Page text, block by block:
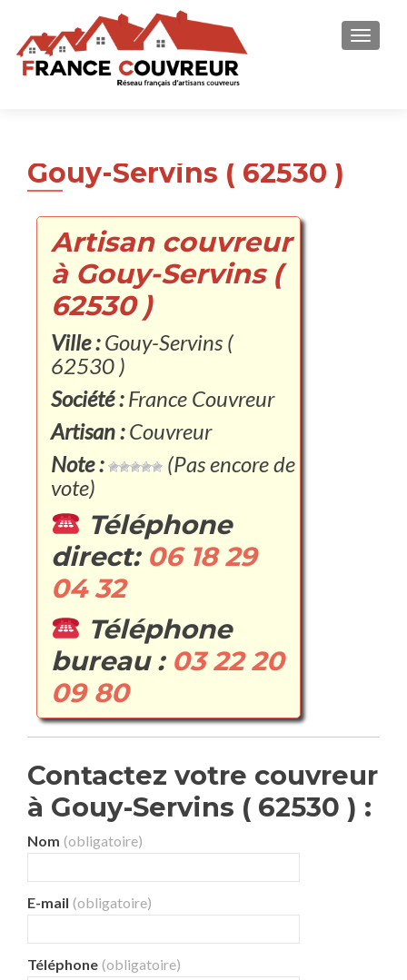
Gouy-Servins ( 62530 )
Artisan couvreur
à Gouy-Servins (
62530 )
Ville :Gouy-Servins (
62530 )
Société :France Couvreur
Artisan :Couvreur
Note :
(Pas encore de
vote)
Téléphone
direct: 06 18 29
04 32
Téléphone
bureau : 03 22 20
09 80
Contactez votre couvreur
à Gouy-Servins ( 62530 ) :
Nom (obligatoire)
E-mail (obligatoire)
Téléphone (obligatoire)